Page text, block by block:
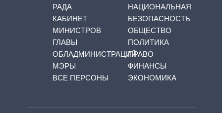
РАДА
КАБИНЕТ
МИНИСТРОВ
ГЛАВЫ
ОБЛАДМИНИСТРАЦИЙ
МЭРЫ
ВСЕ ПЕРСОНЫ
НАЦИОНАЛЬНАЯ
БЕЗОПАСНОСТЬ
ОБЩЕСТВО
ПОЛИТИКА
ПРАВО
ФИНАНСЫ
ЭКОНОМИКА